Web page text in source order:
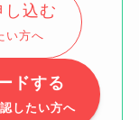
し込む
い方へ
ドする
したい方へ